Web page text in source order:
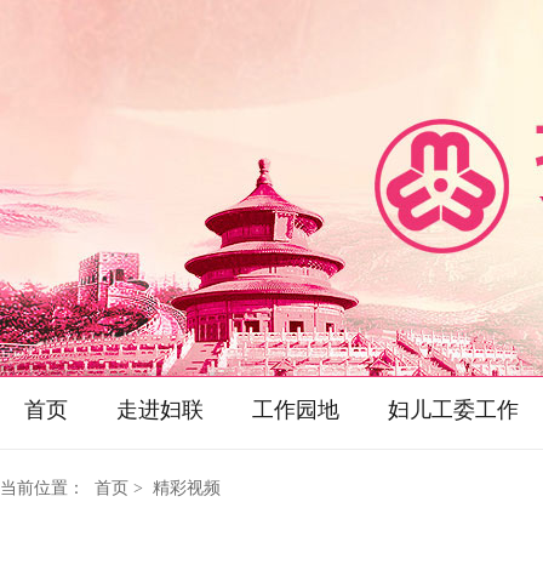
首页 走进妇联 工作园地 妇儿工委工作
当前位置： 首页 > 精彩视频